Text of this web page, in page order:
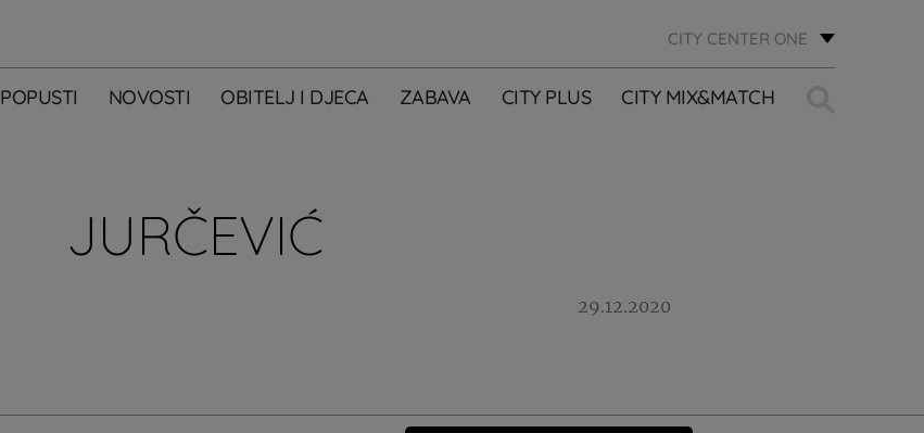
CITY CENTER ONE
POPUSTI NOVOSTI OBITELJ I DJECA ZABAVA CITY PLUS CITY MIX&MATCH
JURČEVIĆ
29.12.2020